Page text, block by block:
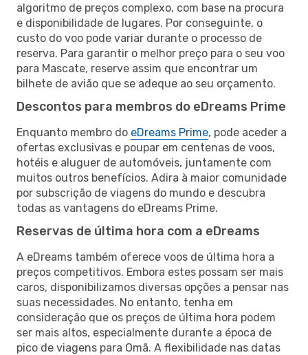
algoritmo de preços complexo, com base na procura
e disponibilidade de lugares. Por conseguinte, o
custo do voo pode variar durante o processo de
reserva. Para garantir o melhor preço para o seu voo
para Mascate, reserve assim que encontrar um
bilhete de avião que se adeque ao seu orçamento.
Descontos para membros do eDreams Prime
Enquanto membro do eDreams Prime, pode aceder a
ofertas exclusivas e poupar em centenas de voos,
hotéis e aluguer de automóveis, juntamente com
muitos outros benefícios. Adira à maior comunidade
por subscrição de viagens do mundo e descubra
todas as vantagens do eDreams Prime.
Reservas de última hora com a eDreams
A eDreams também oferece voos de última hora a
preços competitivos. Embora estes possam ser mais
caros, disponibilizamos diversas opções a pensar nas
suas necessidades. No entanto, tenha em
consideração que os preços de última hora podem
ser mais altos, especialmente durante a época de
pico de viagens para Omã. A flexibilidade nas datas